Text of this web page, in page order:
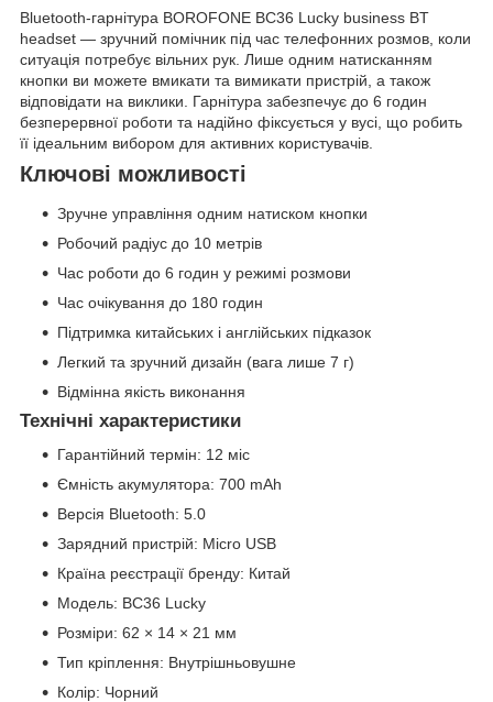
Bluetooth-гарнітура BOROFONE BC36 Lucky business BT
headset — зручний помічник під час телефонних розмов, коли
ситуація потребує вільних рук. Лише одним натисканням
кнопки ви можете вмикати та вимикати пристрій, а також
відповідати на виклики. Гарнітура забезпечує до 6 годин
безперервної роботи та надійно фіксується у вусі, що робить
її ідеальним вибором для активних користувачів.
Ключові можливості
Зручне управління одним натиском кнопки
Робочий радіус до 10 метрів
Час роботи до 6 годин у режимі розмови
Час очікування до 180 годин
Підтримка китайських і англійських підказок
Легкий та зручний дизайн (вага лише 7 г)
Відмінна якість виконання
Технічні характеристики
Гарантійний термін: 12 міс
Ємність акумулятора: 700 mAh
Версія Bluetooth: 5.0
Зарядний пристрій: Micro USB
Країна реєстрації бренду: Китай
Модель: BC36 Lucky
Розміри: 62 × 14 × 21 мм
Тип кріплення: Внутрішньовушне
Колір: Чорний